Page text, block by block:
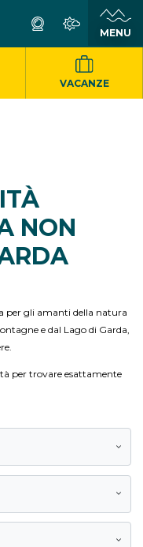
VACANZE
NON
per gli amanti della natura
e dal Lago di Garda,
per trovare esattamente